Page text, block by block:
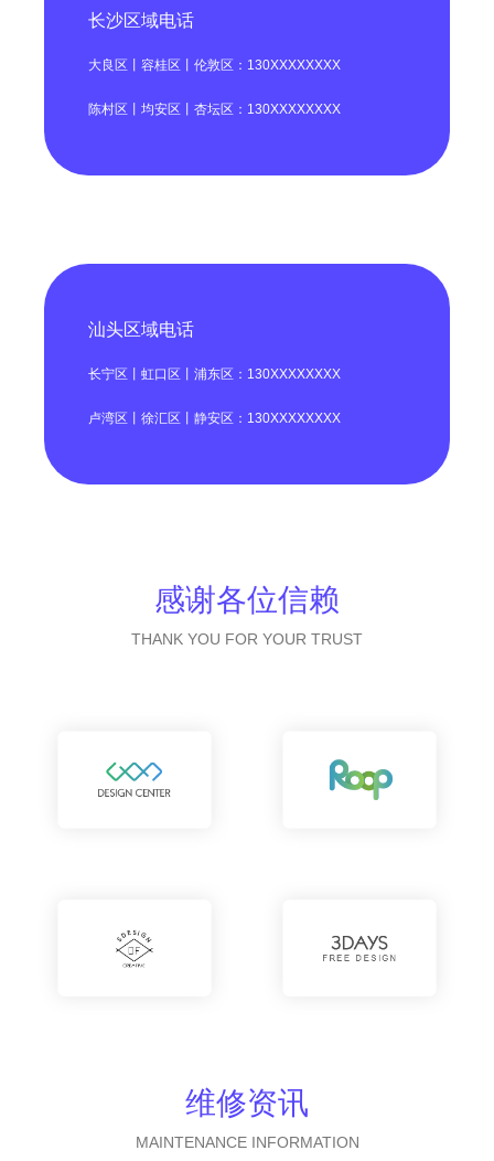
长沙区域电话
大良区丨容桂区丨伦敦区：130XXXXXXXX
陈村区丨均安区丨杏坛区：130XXXXXXXX
汕头区域电话
长宁区丨虹口区丨浦东区：130XXXXXXXX
卢湾区丨徐汇区丨静安区：130XXXXXXXX
感谢各位信赖
THANK YOU FOR YOUR TRUST
维修资讯
MAINTENANCE INFORMATION